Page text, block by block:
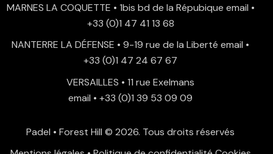
MARNES LA COQUETTE • 1bis bd de la Répubique email •
+33 (0)1 47 41 13 68
NANTERRE LA DÉFENSE • 9-19 rue de la Liberté email •
+33 (0)1 47 24 67 67
VERSAILLES • 11 rue Exelmans
email • +33 (0)1 39 53 09 09
Padel • Forest Hill © 2026. Tous droits réservés